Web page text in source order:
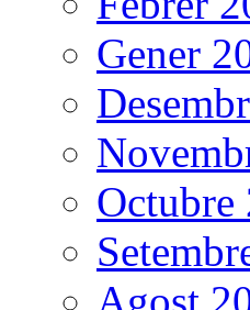
Gener
Octubre